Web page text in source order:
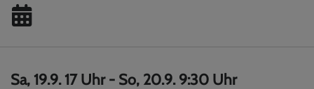
Sa, 19.9. 17 Uhr - So, 20.9. 9:30 Uhr